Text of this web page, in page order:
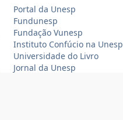
Portal da Unesp
Fundunesp
Fundação Vunesp
Instituto Confúcio na Unesp
Universidade do Livro
Jornal da Unesp